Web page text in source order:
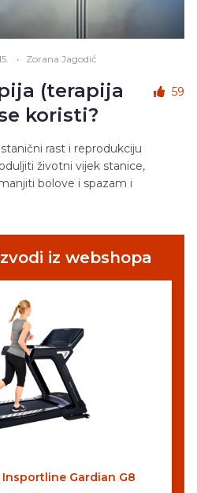
• Zorana Jagodić
(terapija
koristi?
59
rast i reprodukciju
životni vijek stanice,
bolove i spazam i
iz webshopa
Gardian G8